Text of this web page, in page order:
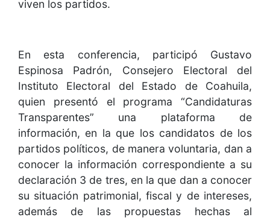
viven los partidos.
En esta conferencia, participó Gustavo
Espinosa Padrón, Consejero Electoral del
Instituto Electoral del Estado de Coahuila,
quien presentó el programa “Candidaturas
Transparentes” una plataforma de
información, en la que los candidatos de los
partidos políticos, de manera voluntaria, dan a
conocer la información correspondiente a su
declaración 3 de tres, en la que dan a conocer
su situación patrimonial, fiscal y de intereses,
además de las propuestas hechas al